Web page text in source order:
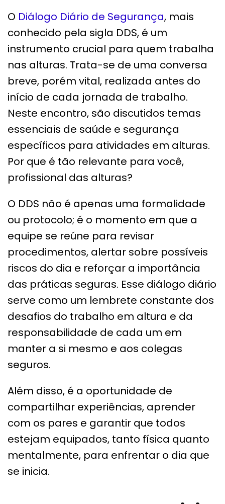
O Diálogo Diário de Segurança, mais
conhecido pela sigla DDS, é um
instrumento crucial para quem trabalha
nas alturas. Trata-se de uma conversa
breve, porém vital, realizada antes do
início de cada jornada de trabalho.
Neste encontro, são discutidos temas
essenciais de saúde e segurança
específicos para atividades em alturas.
Por que é tão relevante para você,
profissional das alturas?
O DDS não é apenas uma formalidade
ou protocolo; é o momento em que a
equipe se reúne para revisar
procedimentos, alertar sobre possíveis
riscos do dia e reforçar a importância
das práticas seguras. Esse diálogo diário
serve como um lembrete constante dos
desafios do trabalho em altura e da
responsabilidade de cada um em
manter a si mesmo e aos colegas
seguros.
Além disso, é a oportunidade de
compartilhar experiências, aprender
com os pares e garantir que todos
estejam equipados, tanto física quanto
mentalmente, para enfrentar o dia que
se inicia.